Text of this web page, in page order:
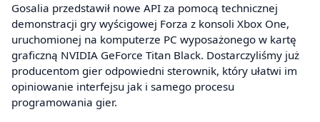
Gosalia przedstawił nowe API za pomocą technicznej
demonstracji gry wyścigowej Forza z konsoli Xbox One,
uruchomionej na komputerze PC wyposażonego w kartę
graficzną NVIDIA GeForce Titan Black. Dostarczyliśmy już
producentom gier odpowiedni sterownik, który ułatwi im
opiniowanie interfejsu jak i samego procesu
programowania gier.